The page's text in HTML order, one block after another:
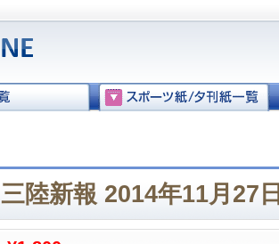
三陸新報 2014年11月27日